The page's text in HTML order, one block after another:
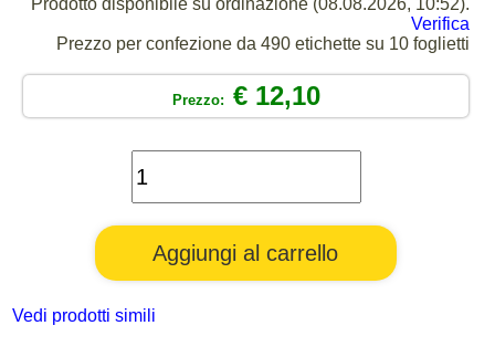
Prodotto disponibile su ordinazione (08.08.2026, 10:52).
Verifica
Prezzo per confezione da 490 etichette su 10 foglietti
Prezzo: € 12,10
Vedi prodotti simili